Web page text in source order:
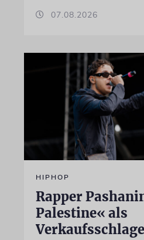
07.08.2026
HIPHOP
Rapper
Palestine« als